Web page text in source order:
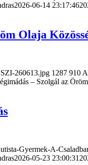
2026-06-14 23:17:46
Olaja
260613.jpg 1287 910
– Szolgál az
Gyermek-A-
2026-05-23 23:00:31